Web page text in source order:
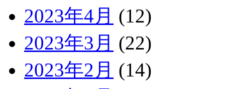
2023年4月 (12)
2023年3月 (22)
2023年2月 (14)